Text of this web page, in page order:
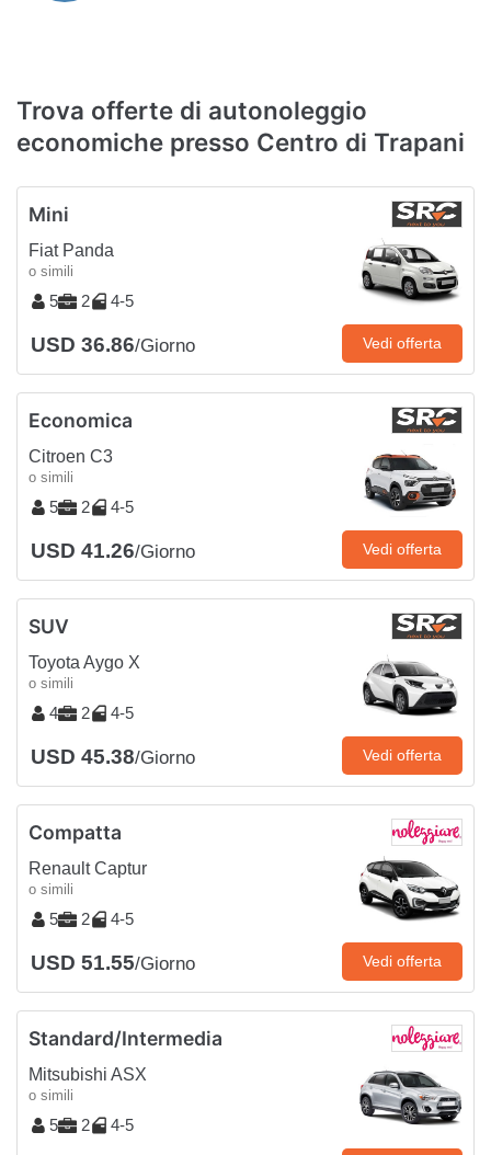
Trova offerte di autonoleggio
economiche presso Centro di Trapani
Mini
Fiat Panda
o simili
5 2 4-5
USD 36.86/Giorno Vedi offerta
Economica
Citroen C3
o simili
5 2 4-5
USD 41.26/Giorno Vedi offerta
SUV
Toyota Aygo X
o simili
4 2 4-5
USD 45.38/Giorno Vedi offerta
Compatta
Renault Captur
o simili
5 2 4-5
USD 51.55/Giorno Vedi offerta
Standard/Intermedia
Mitsubishi ASX
o simili
5 2 4-5